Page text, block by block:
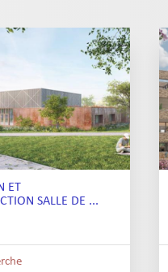
ET
SALLE DE ...